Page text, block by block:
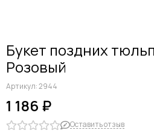
Ранункулюсы
Гладиолусы
Другие цветы
Космеи, ромашки
Букет поздних
Розовый
Артикул:2944
1 186 ₽
Оставить отзыв